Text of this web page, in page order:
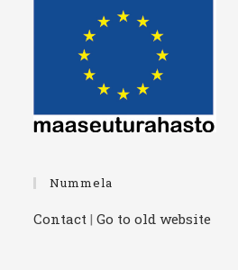
Nummela
Contact |Go to old website